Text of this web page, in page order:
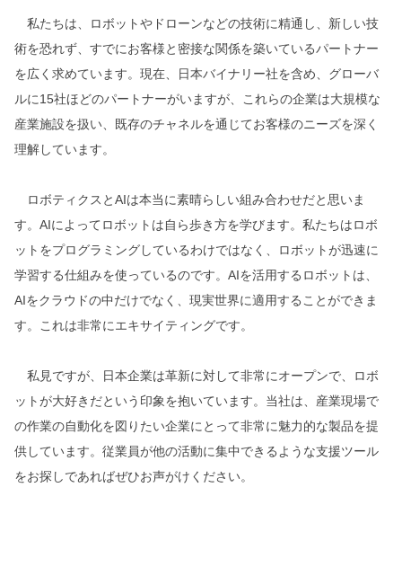
私たちは、ロボットやドローンなどの技術に精通し、新しい技
術を恐れず、すでにお客様と密接な関係を築いているパートナー
を広く求めています。現在、日本バイナリー社を含め、グローバ
ルに15社ほどのパートナーがいますが、これらの企業は大規模な
産業施設を扱い、既存のチャネルを通じてお客様のニーズを深く
理解しています。
ロボティクスとAIは本当に素晴らしい組み合わせだと思いま
す。AIによってロボットは自ら歩き方を学びます。私たちはロボ
ットをプログラミングしているわけではなく、ロボットが迅速に
学習する仕組みを使っているのです。AIを活用するロボットは、
AIをクラウドの中だけでなく、現実世界に適用することができま
す。これは非常にエキサイティングです。
私見ですが、日本企業は革新に対して非常にオープンで、ロボ
ットが大好きだという印象を抱いています。当社は、産業現場で
の作業の自動化を図りたい企業にとって非常に魅力的な製品を提
供しています。従業員が他の活動に集中できるような支援ツール
をお探しであればぜひお声がけください。